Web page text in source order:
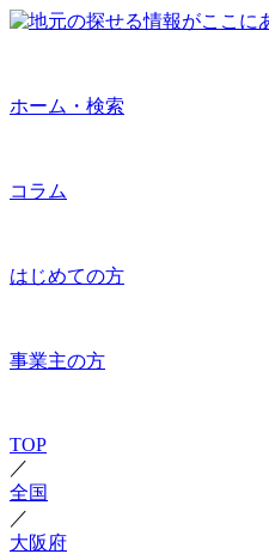
ホーム・検索
コラム
はじめての方
事業主の方
TOP
／
全国
／
大阪府